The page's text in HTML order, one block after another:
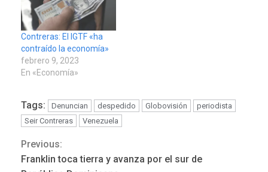
Contreras: El IGTF «ha
contraído la economía»
febrero 9, 2023
En «Economía»
Tags: Denuncian despedido Globovisión
periodista
Seir Contreras
Venezuela
Continue
Previous:
Franklin toca tierra y avanza por el sur de
3
ONGs piden a CIDH
monitorear proceso de
diálogo en Venezuela
POLÍTICA
TITULARES